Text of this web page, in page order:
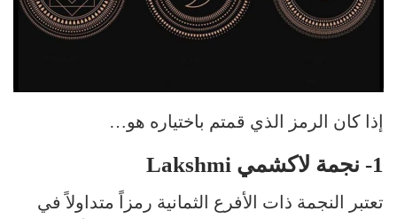
إذا كان الرمز الذي قمتم باختياره هو…
1- نجمة لاكشمي Lakshmi
تعتبر النجمة ذات الأفرع الثمانية رمزاً متداولاً في